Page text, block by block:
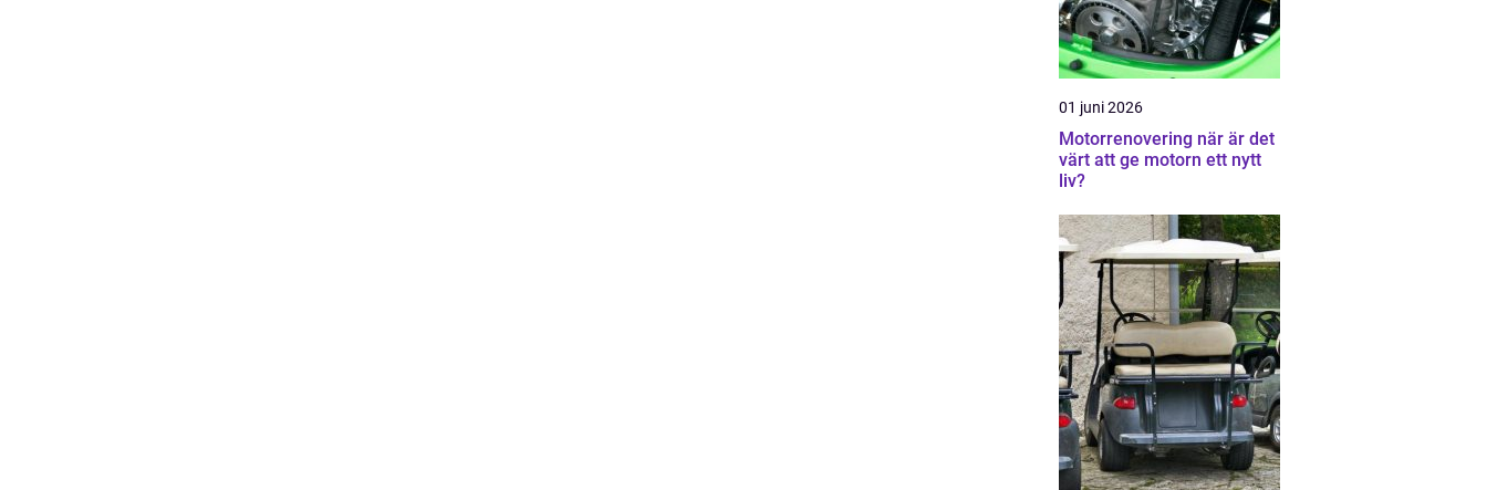
01 juni 2026
Motorrenovering när är det
värt att ge motorn ett nytt
liv?